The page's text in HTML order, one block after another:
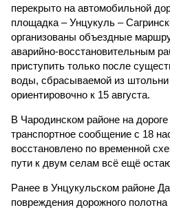
перекрыто на автомобильной
площадка – Унцукуль –
организованы объездные
аварийно-восстановительным
приступить только после
воды, сбрасываемой из
ориентировочно к 15 августа.
В Чародинском районе на
транспортное сообщение с 18
восстановлено по временной
пути к двум селам всё ещё
Ранее в Унцукульском районе
повреждения дорожного